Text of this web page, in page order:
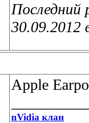
Последний
30.09.2012
Apple
nVidia клан